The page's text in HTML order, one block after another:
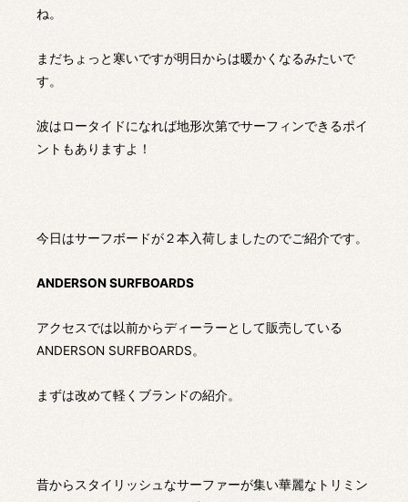
ね。
まだちょっと寒いですが明日からは暖かくなるみたいで
す。
波はロータイドになれば地形次第でサーフィンできるポイ
ントもありますよ！
今日はサーフボードが２本入荷しましたのでご紹介です。
ANDERSON SURFBOARDS
アクセスでは以前からディーラーとして販売している
ANDERSON SURFBOARDS。
まずは改めて軽くブランドの紹介。
昔からスタイリッシュなサーファーが集い華麗なトリミン